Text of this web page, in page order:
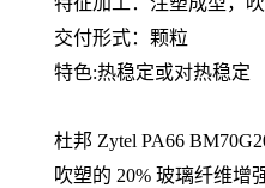
交付形式：颗粒
特色:热稳定或对热稳定
杜邦 Zytel PA66
吹塑的 20% 玻璃纤维增